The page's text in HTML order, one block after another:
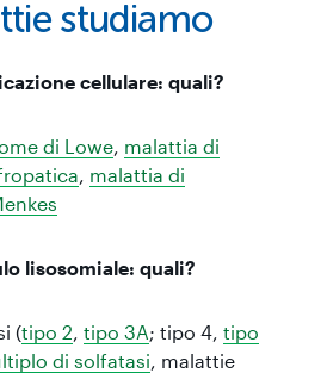
studiamo
cellulare: quali?
di Lowe malattia di
malattia di
lisosomiale: quali?
(tipo 2 tipo 3A; tipo 4, tipo
di solfatasi , malattie